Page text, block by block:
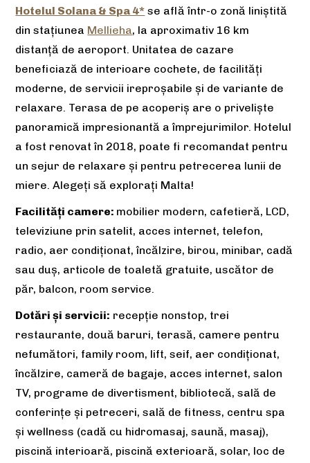
Hotelul Solana & Spa 4* se află într-o zonă liniștită
din stațiunea Mellieha, la aproximativ 16 km
distanță de aeroport. Unitatea de cazare
beneficiază de interioare cochete, de facilități
moderne, de servicii ireproșabile și de variante de
relaxare. Terasa de pe acoperiș are o priveliște
panoramică impresionantă a împrejurimilor. Hotelul
a fost renovat în 2018, poate fi recomandat pentru
un sejur de relaxare și pentru petrecerea lunii de
miere. Alegeți să explorați Malta!
Facilităţi camere: mobilier modern, cafetieră, LCD,
televiziune prin satelit, acces internet, telefon,
radio, aer condiţionat, încălzire, birou, minibar, cadă
sau duş, articole de toaletă gratuite, uscător de
păr, balcon, room service.
Dotări și servicii: recepţie nonstop, trei
restaurante, două baruri, terasă, camere pentru
nefumători, family room, lift, seif, aer condiţionat,
încălzire, cameră de bagaje, acces internet, salon
TV, programe de divertisment, bibliotecă, sală de
conferinţe şi petreceri, sală de fitness, centru spa
și wellness (cadă cu hidromasaj, saună, masaj),
piscină interioară, piscină exterioară, solar, loc de